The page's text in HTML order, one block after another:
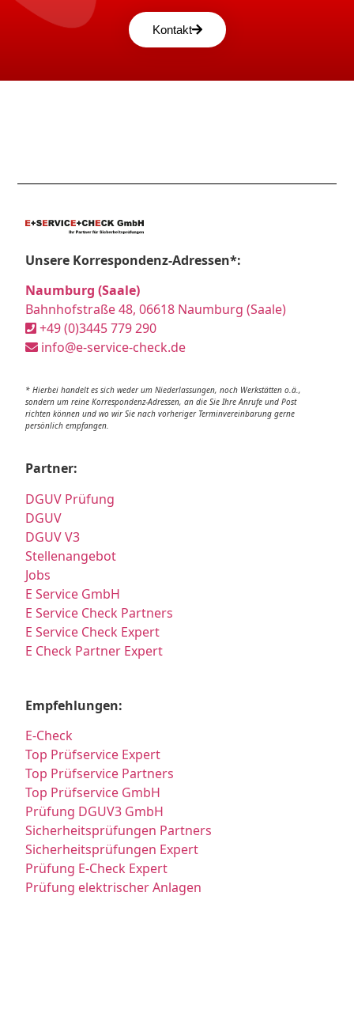
Kontakt
Unsere Korrespondenz-Adressen*:
Naumburg (Saale)
Bahnhofstraße 48, 06618 Naumburg (Saale)
+49 (0)3445 779 290
info@e-service-check.de
* Hierbei handelt es sich weder um Niederlassungen, noch Werkstätten o.ä.,
sondern um reine Korrespondenz-Adressen, an die Sie Ihre Anrufe und Post
richten können und wo wir Sie nach vorheriger Terminvereinbarung gerne
persönlich empfangen.
Partner:
DGUV Prüfung
DGUV
DGUV V3
Stellenangebot
Jobs
E Service GmbH
E Service Check Partners
E Service Check Expert
E Check Partner Expert
Empfehlungen:
E-Check
Top Prüfservice Expert
Top Prüfservice Partners
Top Prüfservice GmbH
Prüfung DGUV3 GmbH
Sicherheitsprüfungen Partners
Sicherheitsprüfungen Expert
Prüfung E-Check Expert
Prüfung elektrischer Anlagen